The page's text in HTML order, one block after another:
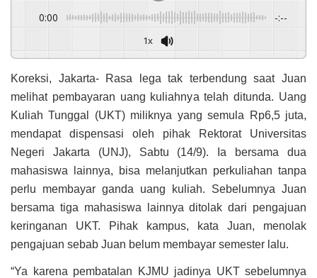
0:00 -:--
1x
Koreksi, Jakarta- Rasa lega tak terbendung saat Juan
melihat pembayaran uang kuliahnya telah ditunda. Uang
Kuliah Tunggal (UKT) miliknya yang semula Rp6,5 juta,
mendapat dispensasi oleh pihak Rektorat Universitas
Negeri Jakarta (UNJ), Sabtu (14/9). Ia bersama dua
mahasiswa lainnya, bisa melanjutkan perkuliahan tanpa
perlu membayar ganda uang kuliah. Sebelumnya Juan
bersama tiga mahasiswa lainnya ditolak dari pengajuan
keringanan UKT. Pihak kampus, kata Juan, menolak
pengajuan sebab Juan belum membayar semester lalu.
“Ya karena pembatalan KJMU jadinya UKT sebelumnya